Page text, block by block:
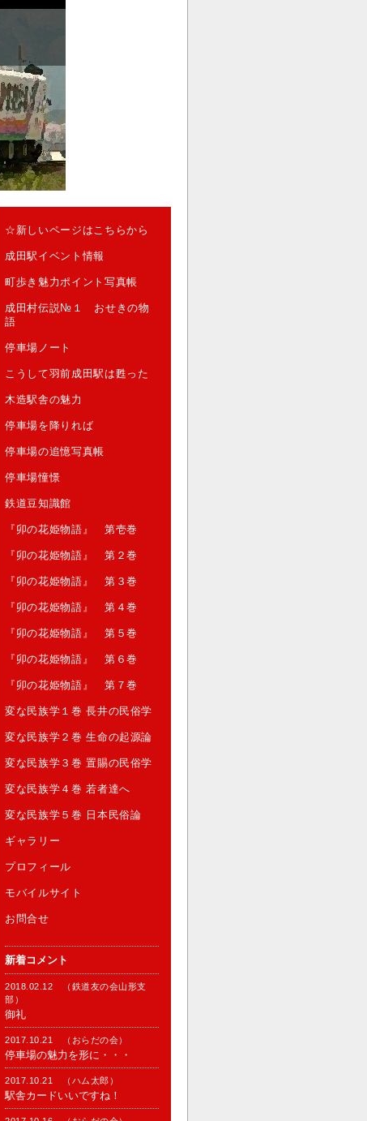
☆新しいページはこちらから
成田駅イベント情報
町歩き魅力ポイント写真帳
成田村伝説№１ おせきの物
語
停車場ノート
こうして羽前成田駅は甦った
木造駅舎の魅力
停車場を降りれば
停車場の追憶写真帳
停車場憧憬
鉄道豆知識館
『卯の花姫物語』 第壱巻
『卯の花姫物語』 第２巻
『卯の花姫物語』 第３巻
『卯の花姫物語』 第４巻
『卯の花姫物語』 第５巻
『卯の花姫物語』 第６巻
『卯の花姫物語』 第７巻
変な民族学１巻 長井の民俗学
変な民族学２巻 生命の起源論
変な民族学３巻 置賜の民俗学
変な民族学４巻 若者達へ
変な民族学５巻 日本民俗論
ギャラリー
プロフィール
モバイルサイト
お問合せ
新着コメント
2018.02.12 （鉄道友の会山形支
部）
御礼
2017.10.21 （おらだの会）
停車場の魅力を形に・・・
2017.10.21 （ハム太郎）
駅舎カードいいですね！